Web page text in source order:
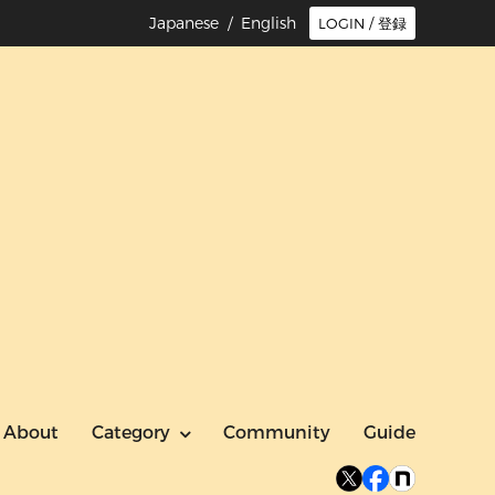
LOGIN / 登録
Japanese / English
About Category Community Guide